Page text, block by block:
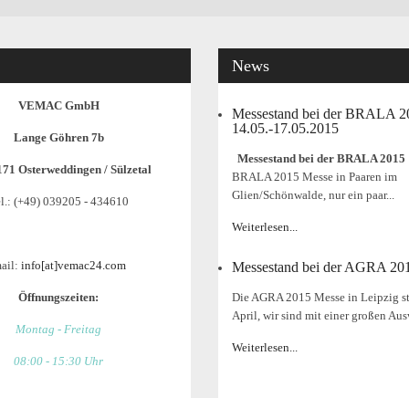
VEMAC GmbH
Lange Göhren 7b
Osterweddingen / Sülzetal
(+49) 039205 - 434610
info[at]vemac24.com
Öffnungszeiten:
Montag - Freitag
08:00 - 15:30 Uhr
News
Messestand bei der BRALA
14.05.-17.05.2015
Messestand bei der BRALA 2015
BRALA 2015 Messe in Paaren im
Glien/Schönwalde, nur ein paar...
Weiterlesen...
Messestand bei der AGRA
Die AGRA 2015 Messe in Leipzig
April, wir sind mit einer großen
Weiterlesen...